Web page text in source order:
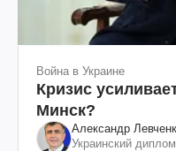
Война в Украине
Кризис
Минск?
Александр
Украинский